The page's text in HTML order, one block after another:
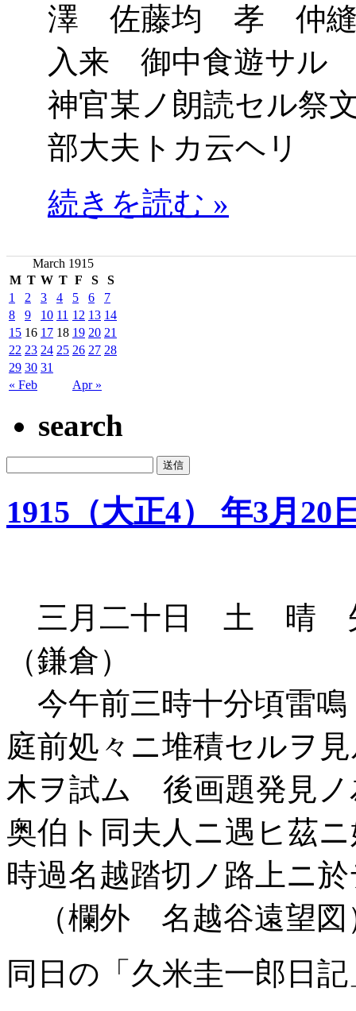
澤 佐藤均 孝 仲縫
入来 御中食遊サル
神官某ノ朗読セル祭
部大夫トカ云ヘリ
続きを読む »
March 1915
M T W T F S S
« Feb Apr »
1 2 3 4 5 6
7
8
9 10 11 12 13 14
15 16 17 18 19 20 21
22 23 24 25 26 27 28
29 30 31
search
1915（大正4） 年3月20
三月二十日 土 晴
（鎌倉）
今午前三時十分頃雷
庭前処々ニ堆積セルヲ
木ヲ試ム 後画題発見ノ
奥伯ト同夫人ニ遇ヒ茲
時過名越踏切ノ路上ニ
（欄外 名越谷遠望図
同日の「久米圭一郎日